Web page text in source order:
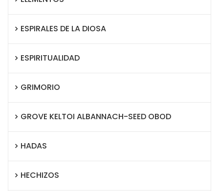
ESPIRALES DE LA DIOSA
ESPIRITUALIDAD
GRIMORIO
GROVE KELTOI ALBANNACH-SEED OBOD
HADAS
HECHIZOS